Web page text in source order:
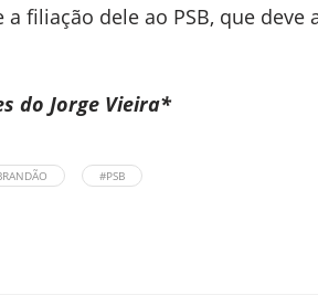
filiação dele ao PSB, que
do Jorge Vieira*
#PSB